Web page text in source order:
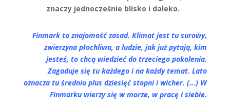
znaczy jednocześnie blisko i daleko.
Finmark to znajomość zasad. Klimat jest tu surowy,
zwierzyna płochliwa, a ludzie, jak już pytają, kim
jesteś, to chcą wiedzieć do trzeciego pokolenia.
Zagaduje się tu każdego i na każdy temat. Lato
oznacza tu średnio plus dziesięć stopni i wicher. (…) W
Finmarku wierzy się w morze, w pracę i siebie.